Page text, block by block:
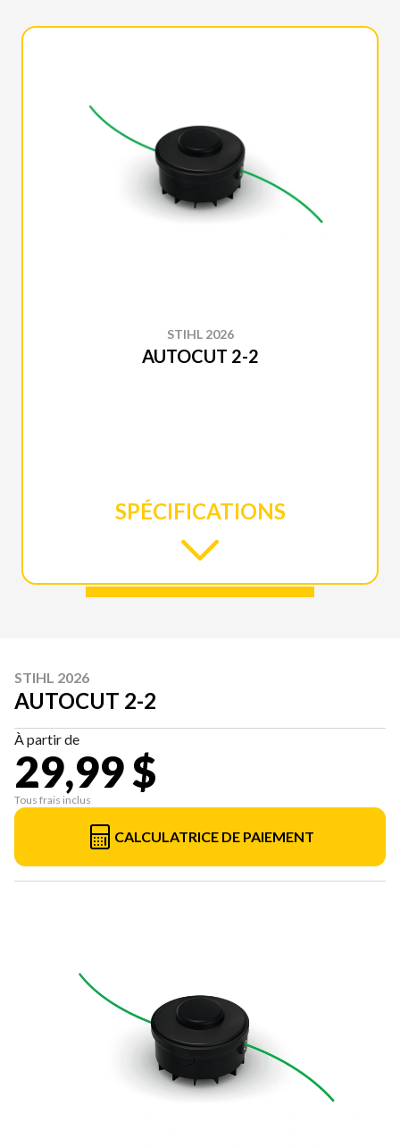
STIHL 2026
AUTOCUT 2-2
SPÉCIFICATIONS
STIHL 2026
AUTOCUT 2-2
À partir de
29,99 $
Tous frais inclus
CALCULATRICE DE PAIEMENT